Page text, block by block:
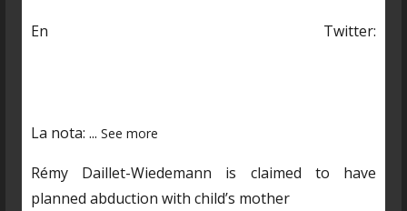
En Twitter:
La nota: ... See more
Rémy Daillet-Wiedemann is claimed to have
planned abduction with child’s mother